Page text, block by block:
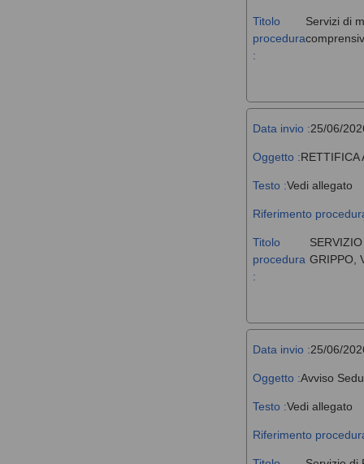
Titolo
procedura
:
Servizi di
Data invio :25/06/
Oggetto :RETTIFICA
Testo :Vedi allegato
Riferimento
Titolo
procedura
:
GRIPPO,
Data invio :25/06/
Oggetto :Avviso
Testo :Vedi allegato
Riferimento